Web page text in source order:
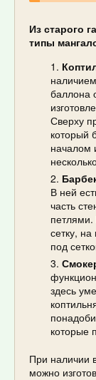
Из старого
типы
баллона
Сверху
который
началом
В ней
часть
сетку, на
под
здесь
которые
При наличии
можно